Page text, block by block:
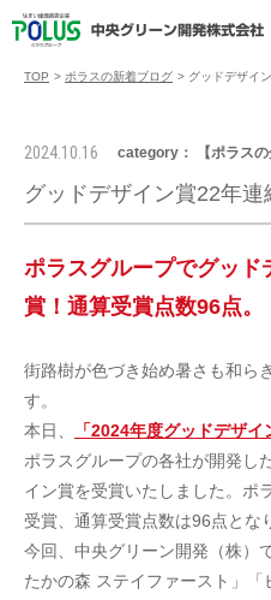
TOP > ポラスの新着ブログ > グッドデザイ
2024.10.16 category： 【ポラスの
グッドデザイン賞22年連
ポラスグループでグッド
賞！通算受賞点数96点。
街路樹が色づき始め暑さも和ら
す。
本日、
「2024年度グッドデザイ
ポラスグループの各社が開発し
イン賞を受賞いたしました。ポ
受賞、通算受賞点数は96点とな
今回、中央グリーン開発（株）
たかの森 ステイファースト」